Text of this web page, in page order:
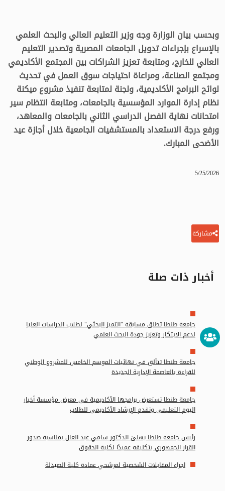
وبحسب بيان الوزارة وجه وزير التعليم العالي والبحث العلمي
بالإسراع بإجراءات تدويل الجامعات المصرية وتصدير التعليم
العالي للخارج، ومتابعة تعزيز الشراكات بين المجتمع الأكاديمي
ومجتمع الصناعة⁠، ومراعاة احتياجات سوق العمل في تحديث
لوائح البرامج الأكاديمية، ولجنة لمتابعة تنفيذ مشروع ميكنة
نظام إدارة الموارد المؤسسية بالجامعات، ومتابعة انتظام سير
امتحانات نهاية الفصل الدراسي الثاني بالجامعات والمعاهد،
ورفع درجة الاستعداد بالمستشفيات الجامعية خلال أجازة عيد
الأضحى المبارك.
5/25/2026
مشاركة
أخبار ذات صلة
جامعة طنطا تطلق مسابقة "التميز البحثي" لطلاب الدراسات العليا
لدعم الابتكار وتعزيز جودة البحث العلمي
جامعة طنطا تتألق في نهائيات الموسم الخامس للمشروع الوطني
للقراءة بالعاصمة الإدارية الجديدة
جامعة طنطا تستعرض برامجها الأكاديمية في معرض مؤسسة أخبار
اليوم التعليمي وتقدم الإرشاد الأكاديمي للطلاب
رئيس جامعة طنطا يهنئ الدكتور سامي عبد العال بمناسبة صدور
القرار الجمهوري بتكليفه عميدًا لكلية الحقوق
اجراء المقابلات الشخصية لمرشحي عمادة كلية الصيدلة